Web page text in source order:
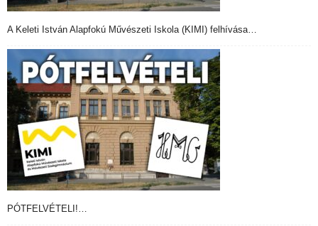
A Keleti István Alapfokú Művészeti Iskola (KIMI) felhívása…
PÓTFELVÉTELI!…